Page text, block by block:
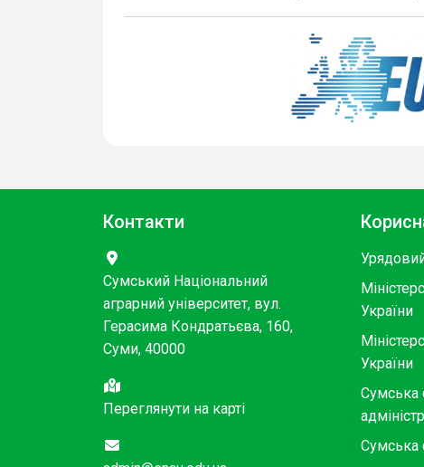
Контакти
Сумський Національний
аграрний університет, вул.
Герасима Кондратьєва, 160,
Суми, 40000
Переглянути на карті
України
України
Сумська
Сумська